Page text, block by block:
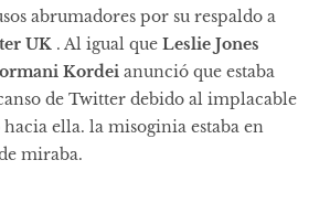
abrumadores por su respaldo a
UK . Al igual que Leslie Jones
Kordei anunció que estaba
de Twitter debido al implacable
ella. la misoginia estaba en
miraba.